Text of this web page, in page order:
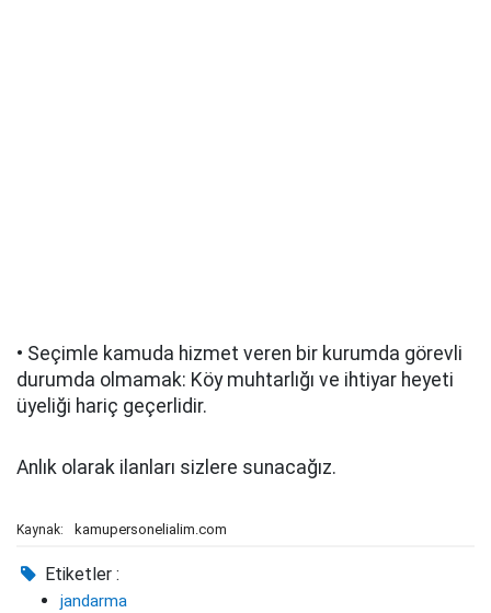
• Seçimle kamuda hizmet veren bir kurumda görevli
durumda olmamak: Köy muhtarlığı ve ihtiyar heyeti
üyeliği hariç geçerlidir.
Anlık olarak ilanları sizlere sunacağız.
Kaynak: kamupersonelialim.com
Etiketler :
jandarma